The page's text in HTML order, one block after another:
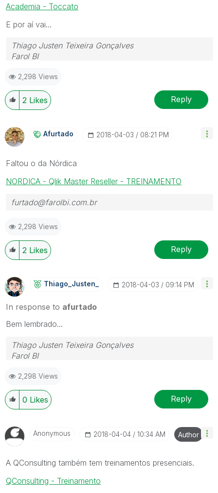
Academia - Toccato
E por aí vai...
Thiago Justen Teixeira Gonçalves
Farol BI
Skype: justen.thiago
2,298 Views
2 Likes Reply
Afurtado ‎2018-04-03 08:21 PM
Faltou o da Nórdica
NORDICA - Qlik Master Reseller - TREINAMENTO
furtado@farolbi.com.br
2,298 Views
2 Likes Reply
Thiago_Justen_ ‎2018-04-03 09:14 PM
In response to afurtado
Bem lembrado...
Thiago Justen Teixeira Gonçalves
Farol BI
Skype: justen.thiago
2,298 Views
0 Likes Reply
Anonymous ‎2018-04-04 10:34 AM Author
A QConsulting também tem treinamentos presenciais.
QConsulting - Treinamento